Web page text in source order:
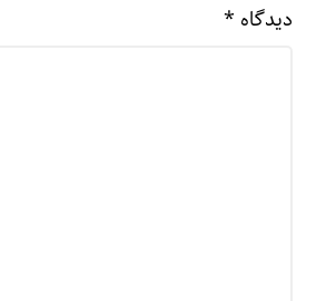
دیدگاه *